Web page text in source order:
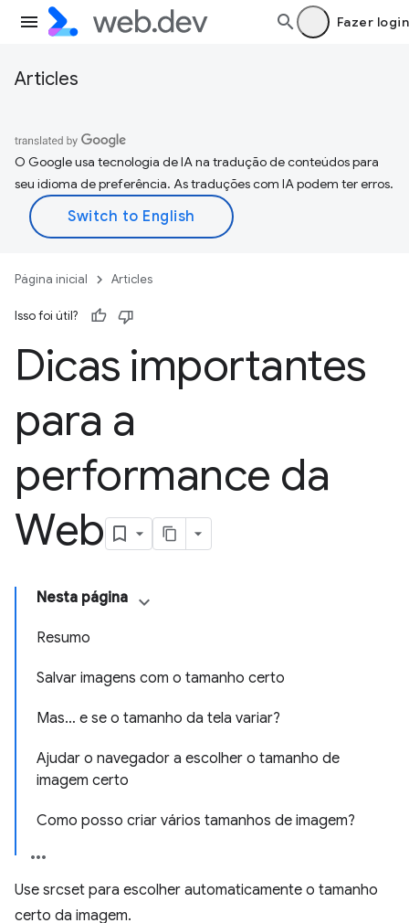
Fazer login
Articles
O Google usa tecnologia de IA na tradução de conteúdos para
seu idioma de preferência. As traduções com IA podem ter erros.
Página inicial Articles
Isso foi útil?
Dicas importantes
para a
performance da
Web
Nesta página
Resumo
Salvar imagens com o tamanho certo
Mas… e se o tamanho da tela variar?
Ajudar o navegador a escolher o tamanho de
imagem certo
Como posso criar vários tamanhos de imagem?
Use srcset para escolher automaticamente o tamanho
certo da imagem.